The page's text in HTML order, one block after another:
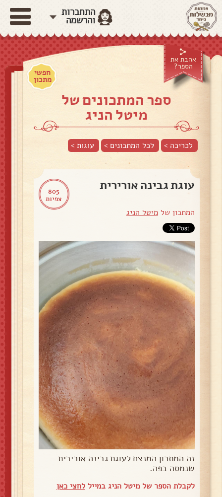
התחברות
והרשמה
אהבת את
הספר?
חפשי
מתכון
ספר המתכונים של
מיטל הניג
לכריכה > לכל המתכונים > עוגות>
805
צפיות
עוגת גבינה אורירית
המתכון שלמיטל הניג
זה המתכון המנצח לעוגת גבינה אורירית
שנמסה בפה.
לקבלת הספר של מיטל הניג במייללחצי כאן